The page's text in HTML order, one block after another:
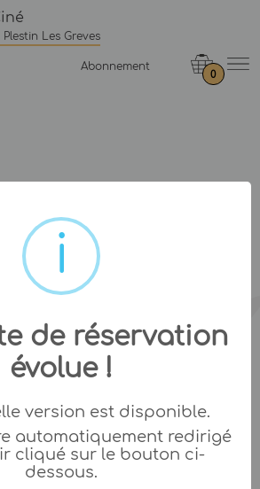
Les Greves
Abonnement
0
de réservation
évolue !
version est disponible.
automatiquement redirigé
cliqué sur le bouton ci-
dessous.